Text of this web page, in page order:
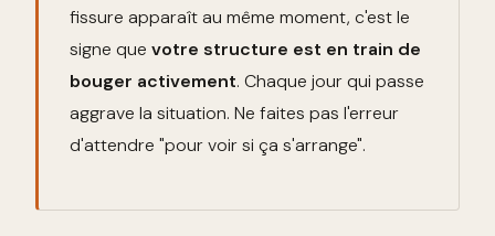
fissure apparaît au même moment, c'est le
signe que votre structure est en train de
bouger activement. Chaque jour qui passe
aggrave la situation. Ne faites pas l'erreur
d'attendre "pour voir si ça s'arrange".